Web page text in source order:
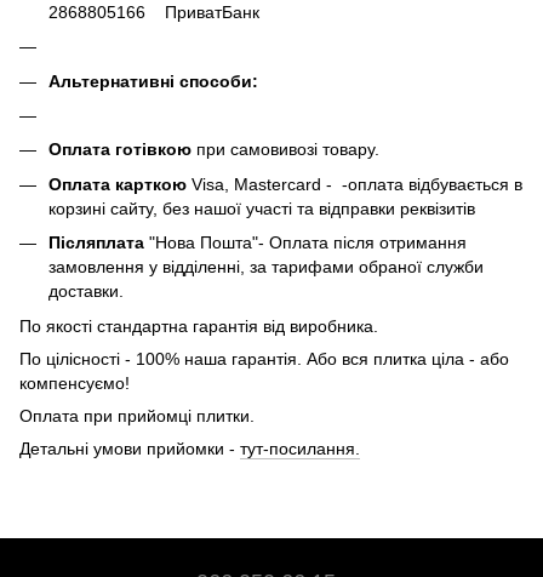
2868805166 ПриватБанк
Альтернативні способи:
Оплата готівкою при самовивозі товару.
Оплата карткою Visa, Mastercard - -оплата відбувається в
корзині сайту, без нашої участі та відправки реквізитів
Післяплата "Нова Пошта"- Оплата після отримання
замовлення у відділенні, за тарифами обраної служби
доставки.
По якості стандартна гарантія від виробника.
По цілісності - 100% наша гарантія. Або вся плитка ціла - або
компенсуємо!
Оплата при прийомці плитки.
Детальні умови прийомки - тут-посилання.